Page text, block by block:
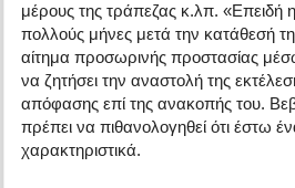
μέρους της τράπεζας κ.λπ. «Επειδή
πολλούς μήνες μετά την κατάθεσή
αίτημα προσωρινής προστασίας
να ζητήσει την αναστολή της
απόφασης επί της ανακοπής του.
πρέπει να πιθανολογηθεί ότι έστω
χαρακτηριστικά.